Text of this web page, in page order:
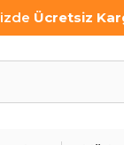
Ücretsiz